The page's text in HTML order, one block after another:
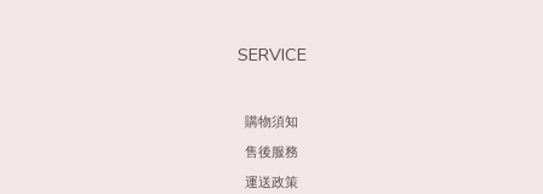
SERVICE
購物須知
售後服務
運送政策